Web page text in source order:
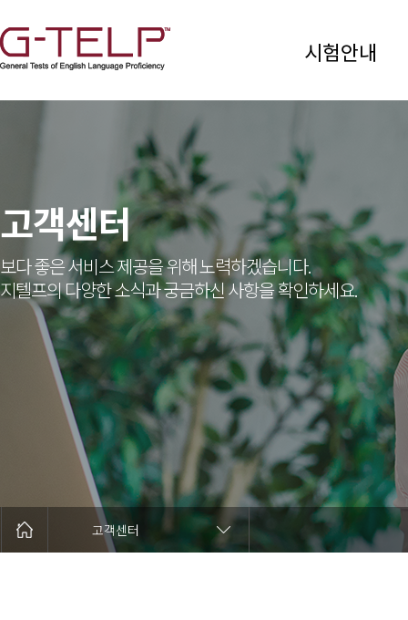
시험안내
고객센터
보다 좋은 서비스 제공을 위해 노력하겠습니다.
지텔프의 다양한 소식과 궁금하신 사항을 확인하세요.
고객센터